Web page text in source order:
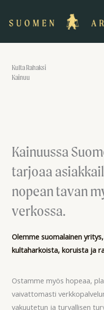
sisältöön
Kulta Rahaksi
Kainuu
Kainuussa
tarjoaa
nopean tavan
verkossa.
Olemme suomalainen
kultaharkoista, koruista ja
Ostamme myös hopeaa,
vaivattomasti
vakuutetun ja turvallisen